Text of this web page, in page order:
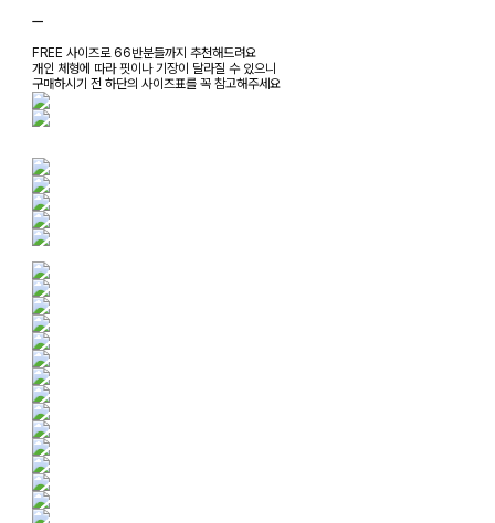
ㅡ
FREE 사이즈로 66반분들까지 추천해드려요
개인 체형에 따라 핏이나 기장이 달라질 수 있으니
구매하시기 전 하단의 사이즈표를 꼭 참고해주세요